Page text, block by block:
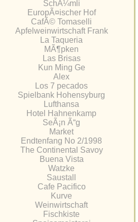
SchÃ¼mli
EuropÃ¤ischer Hof
CafÃ© Tomaselli
Apfelweinwirtschaft Frank
La Taqueria
MÃ¶pken
Las Brisas
Kun Ming Ge
Alex
Los 7 pecados
Spielbank Hohensyburg
Lufthansa
Hotel Hahnenkamp
SeÃ¡n Ã“g
Market
Endtenfang No 2/1998
The Continental Savoy
Buena Vista
Watzke
Saustall
Cafe Pacifico
Kurve
Weinwirtschaft
Fischkiste